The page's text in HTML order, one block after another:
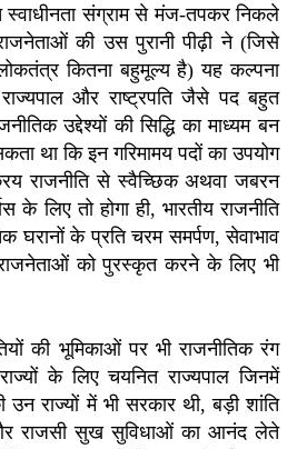
स्वाधीनता संग्राम से मंज-तपकर निकले
की उस पुरानी पीढ़ी ने (जिसे
कितना बहुमूल्य है) यह कल्पना
और राष्ट्रपति जैसे पद बहुत
उद्देश्यों की सिद्धि का माध्यम बन
था कि इन गरिमामय पदों का उपयोग
राजनीति से स्वैच्छिक अथवा जबरन
के लिए तो होगा ही, भारतीय राजनीति
घरानों के प्रति चरम समर्पण, सेवाभाव
को पुरस्कृत करने के लिए भी
की भूमिकाओं पर भी राजनीतिक रंग
के लिए चयनित राज्यपाल जिनमें
राज्यों में भी सरकार थी, बड़ी शांति
राजसी सुख सुविधाओं का आनंद लेते